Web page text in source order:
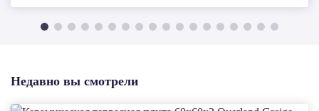
Недавно вы смотрели